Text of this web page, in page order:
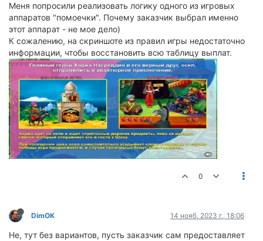
Меня попросили реализовать логику одного из игровых
аппаратов "помоечки". Почему заказчик выбрал именно
этот аппарат - не мое дело)
К сожалению, на скриншоте из правил игры недостаточно
информации, чтобы восстановить всю таблицу выплат.
0
DimOK 14 нояб. 2023 г., 18:06
Не, тут без вариантов, пусть заказчик сам предоставляет